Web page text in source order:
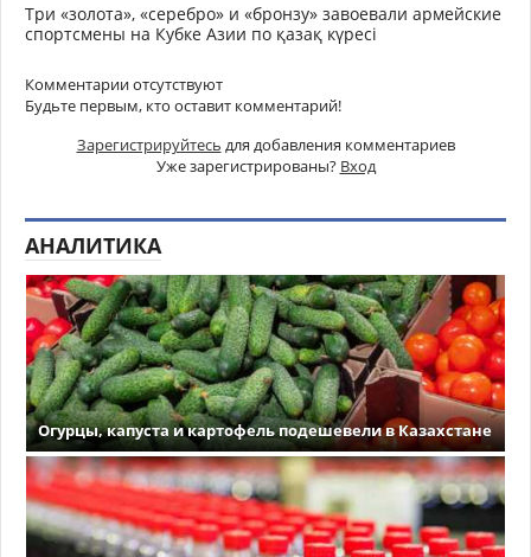
Три «золота», «серебро» и «бронзу» завоевали армейские
спортсмены на Кубке Азии по қазақ күресі
Комментарии отсутствуют
Будьте первым, кто оставит комментарий!
Зарегистрируйтесь для добавления комментариев
Уже зарегистрированы? Вход
АНАЛИТИКА
Огурцы, капуста и картофель подешевели в Казахстане